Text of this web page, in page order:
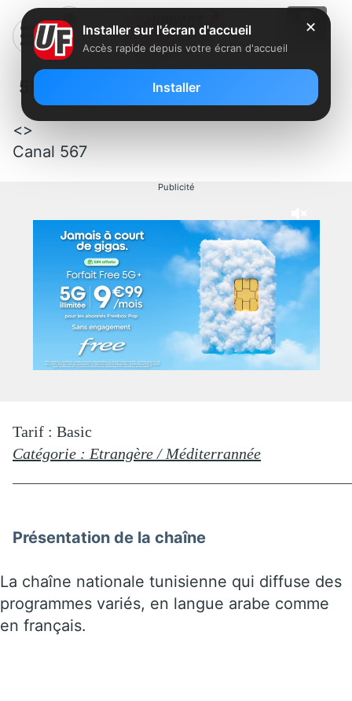
567 – TV7 Tunisia
<>
Canal 567
Publicité
Tarif : Basic
Catégorie : Etrangère / Méditerrannée
Présentation de la chaîne
La chaîne nationale tunisienne qui diffuse des
programmes variés, en langue arabe comme
en français.
✕
Installer sur l'écran d'accueil
Accès rapide depuis votre écran d'accueil
Installer